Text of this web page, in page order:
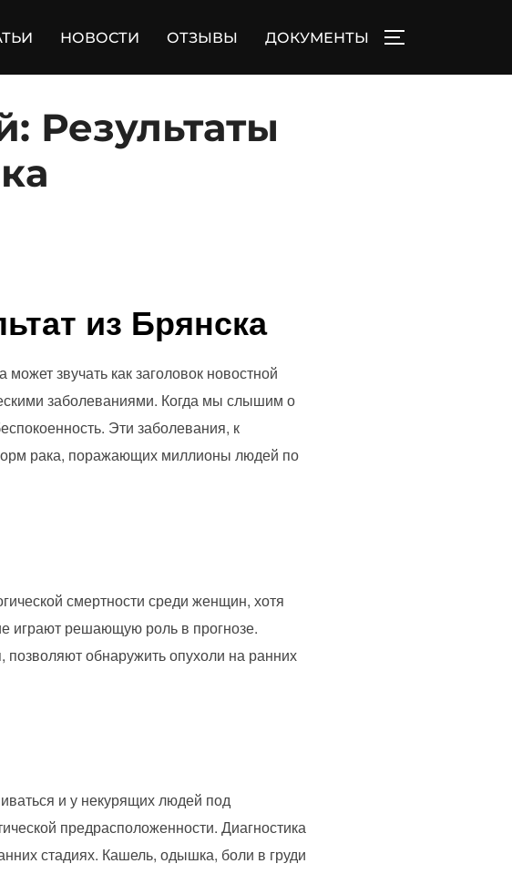
НОВОСТИ ОТЗЫВЫ ДОКУМЕНТЫ
Результаты
из Брянска
звучать как заголовок новостной
заболеваниями. Когда мы слышим о
Эти заболевания, к
рака, поражающих миллионы людей по
смертности среди женщин, хотя
играют решающую роль в прогнозе.
обнаружить опухоли на ранних
и у некурящих людей под
предрасположенности. Диагностика
стадиях. Кашель, одышка, боли в груди